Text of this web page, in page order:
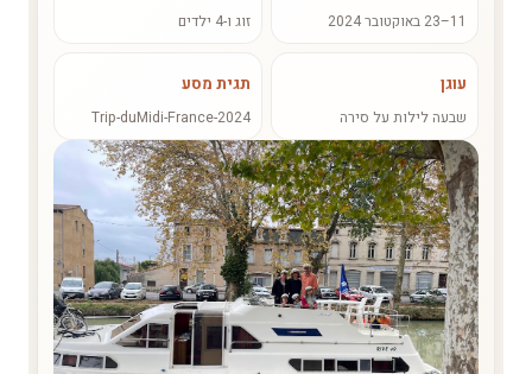
11–23 באוקטובר 2024 זוג ו-4 ילדים
עוגן
שבעה לילות על סירה
תגית מסע
Trip-duMidi-France-2024